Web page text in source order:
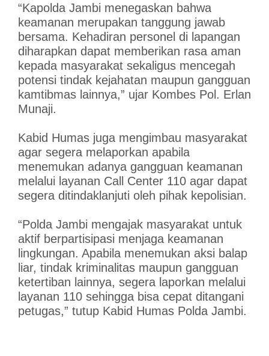
“Kapolda Jambi menegaskan bahwa
keamanan merupakan tanggung jawab
bersama. Kehadiran personel di lapangan
diharapkan dapat memberikan rasa aman
kepada masyarakat sekaligus mencegah
potensi tindak kejahatan maupun gangguan
kamtibmas lainnya,” ujar Kombes Pol. Erlan
Munaji.
Kabid Humas juga mengimbau masyarakat
agar segera melaporkan apabila
menemukan adanya gangguan keamanan
melalui layanan Call Center 110 agar dapat
segera ditindaklanjuti oleh pihak kepolisian.
“Polda Jambi mengajak masyarakat untuk
aktif berpartisipasi menjaga keamanan
lingkungan. Apabila menemukan aksi balap
liar, tindak kriminalitas maupun gangguan
ketertiban lainnya, segera laporkan melalui
layanan 110 sehingga bisa cepat ditangani
petugas,” tutup Kabid Humas Polda Jambi.